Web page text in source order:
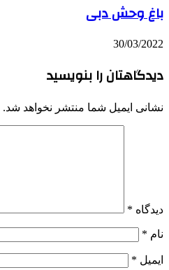
باغ وحش دبی
30/03/2022
دیدگاهتان را بنویسید
نشانی ایمیل شما منتشر نخواهد شد.
دیدگاه *
نام *
ایمیل *